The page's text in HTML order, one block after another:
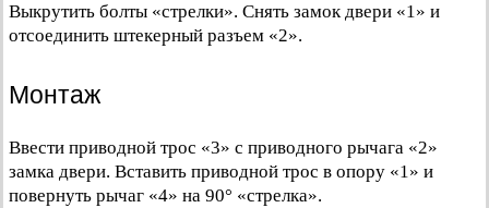
Выкрутить болты «стрелки». Снять замок двери «1» и
отсоединить штекерный разъем «2».
Монтаж
Ввести приводной трос «3» с приводного рычага «2»
замка двери. Вставить приводной трос в опору «1» и
повернуть рычаг «4» на 90° «стрелка».